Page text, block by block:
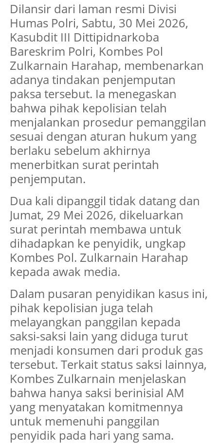
Dilansir dari laman resmi Divisi
Humas Polri, Sabtu, 30 Mei 2026,
Kasubdit III Dittipidnarkoba
Bareskrim Polri, Kombes Pol
Zulkarnain Harahap, membenarkan
adanya tindakan penjemputan
paksa tersebut. Ia menegaskan
bahwa pihak kepolisian telah
menjalankan prosedur pemanggilan
sesuai dengan aturan hukum yang
berlaku sebelum akhirnya
menerbitkan surat perintah
penjemputan.
Dua kali dipanggil tidak datang dan
Jumat, 29 Mei 2026, dikeluarkan
surat perintah membawa untuk
dihadapkan ke penyidik, ungkap
Kombes Pol. Zulkarnain Harahap
kepada awak media.
Dalam pusaran penyidikan kasus ini,
pihak kepolisian juga telah
melayangkan panggilan kepada
saksi-saksi lain yang diduga turut
menjadi konsumen dari produk gas
tersebut. Terkait status saksi lainnya,
Kombes Zulkarnain menjelaskan
bahwa hanya saksi berinisial AM
yang menyatakan komitmennya
untuk memenuhi panggilan
penyidik pada hari yang sama.